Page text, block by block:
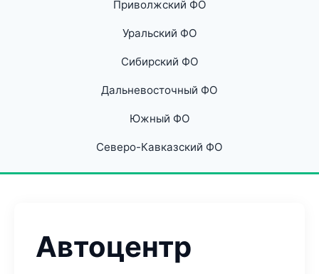
Приволжский ФО
Уральский ФО
Сибирский ФО
Дальневосточный ФО
Южный ФО
Северо-Кавказский ФО
Автоцентр